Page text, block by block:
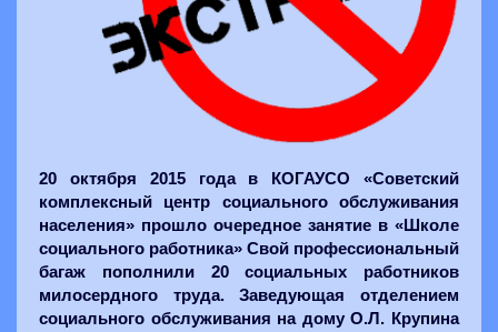
20 октября 2015 года в КОГАУСО «Советский
комплексный центр социального обслуживания
населения» прошло очередное занятие в «Школе
социального работника» Свой профессиональный
багаж пополнили 20 социальных работников
милосердного труда. Заведующая отделением
социального обслуживания на дому О.Л. Крупина